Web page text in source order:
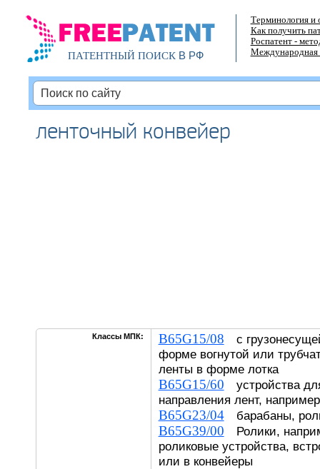
ПАТЕНТНЫЙ ПОИСКВ РФ
Терминология и
Как получить
Роспатент -
Международная
ленточный конвейер
Классы МПК: B65G15/08 с
форме вогнутой или
ленты в форме лотка
B65G15/60 устройства
направления лент,
B65G23/04барабаны,
B65G39/00 Ролики,
роликовые устройства,
или в конвейеры